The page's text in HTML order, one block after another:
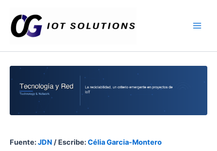
contenido
Fuente:JDN / Escribe:Célia Garcia-Montero